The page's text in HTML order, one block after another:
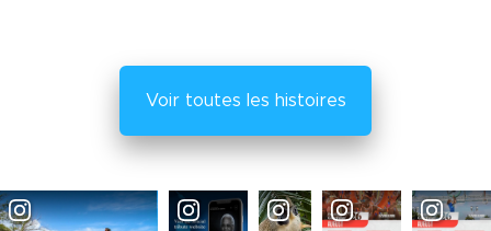
Voir toutes les histoires